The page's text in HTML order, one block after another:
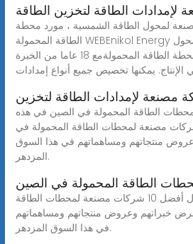
لإمدادات الطاقة لتخزين الطاقة
لمحول الطاقة الشمسية ، مورد محطة
الطاقة المحمولة WEBEnikol Energy كمحترفالشركة المصنعة لمحول
الطاقة الشمسية ومورد محطة الطاقة المحمولةمع 18 عاما من الخبرة
الإنتاج. يمكنها تخصيص جميع أنواع إمدادات
لإمدادات الطاقة لتخزين
لمحطات الطاقة المحمولة في الصين في هذه
نتناول أفضل 10 شركات مصنعة لمحطات الطاقة المحمولة في
منتجاتهم ومساهماتهم في هذا السوق
المزدهر.
في هذه المقالة، نتناول أفضل 10 شركات مصنعة لمحطات الطاقة
خبراتهم وعروض منتجاتهم ومساهماتهم
في هذا السوق المزدهر.